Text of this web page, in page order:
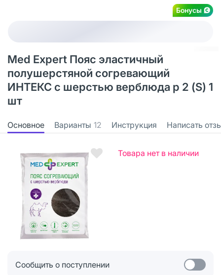
Бонусы
Med Expert Пояс эластичный
полушерстяной согревающий
ИНТЕКС с шерстью верблюда р 2 (S) 1
шт
Основное Варианты 12 Инструкция Написать
Товара нет в наличии
Сообщить о поступлении